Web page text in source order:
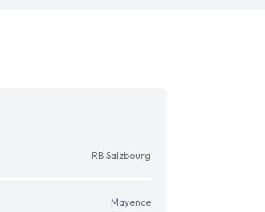
RB Salzbourg
Mayence